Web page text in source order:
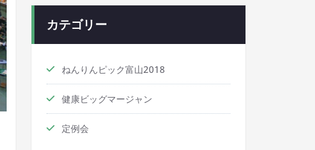
カテゴリー
ねんりんピック富山2018
健康ビッグマージャン
定例会